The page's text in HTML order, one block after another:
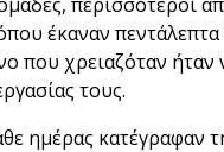
έκαναν πεντάλεπτα
που χρειαζόταν
τους.
ημέρας κατέγραφαν